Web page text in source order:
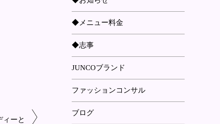
ィーと
◆メニュー料金
◆志事
JUNCOブランド
ファッションコンサル
ブログ